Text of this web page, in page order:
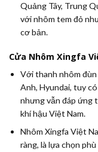
Quảng Tây, Trung
với nhôm tem đỏ
cơ bản.
Cửa Nhôm Xingfa
Với thanh nhôm
Anh, Hyundai, tuy
nhưng vẫn đáp ứng
khí hậu Việt Nam.
Nhôm Xingfa Việt
ràng, là lựa chọn